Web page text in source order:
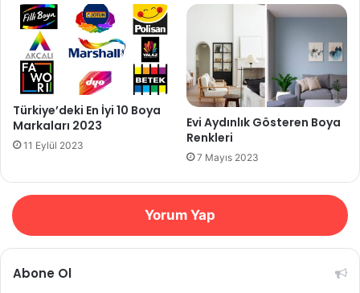
Türkiye’deki En İyi 10 Boya
Markaları 2023
11 Eylül 2023
Evi Aydınlık Gösteren Boya
Renkleri
7 Mayıs 2023
Yorum Yap
Abone Ol